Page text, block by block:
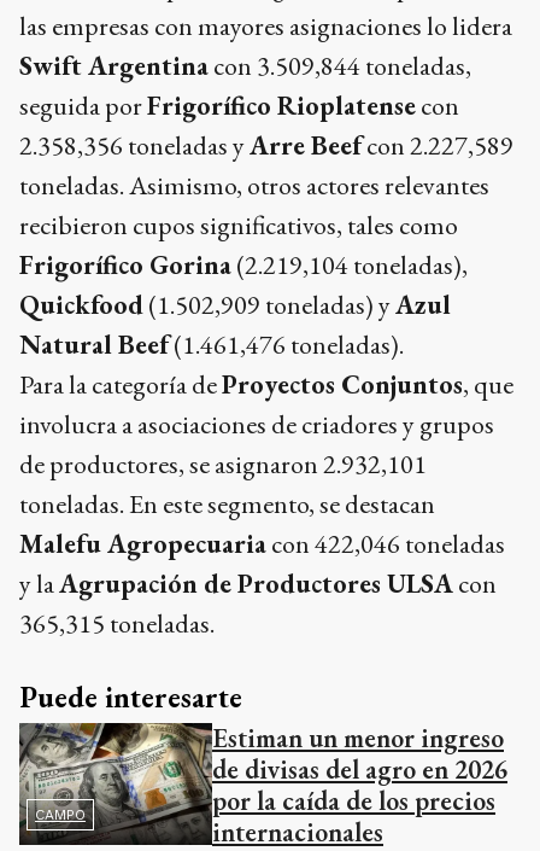
las empresas con mayores asignaciones lo lidera
Swift Argentinacon 3.509,844 toneladas,
seguida porFrigorífico Rioplatensecon
2.358,356 toneladas yArre Beefcon 2.227,589
toneladas. Asimismo, otros actores relevantes
recibieron cupos significativos, tales como
Frigorífico Gorina(2.219,104 toneladas),
Quickfood(1.502,909 toneladas) yAzul
Natural Beef(1.461,476 toneladas).
Para la categoría deProyectos Conjuntos, que
involucra a asociaciones de criadores y grupos
de productores, se asignaron 2.932,101
toneladas. En este segmento, se destacan
Malefu Agropecuariacon 422,046 toneladas
y laAgrupación de Productores ULSAcon
365,315 toneladas.
Puede interesarte
CAMPO
Estiman un menor ingreso
de divisas del agro en 2026
por la caída de los precios
internacionales